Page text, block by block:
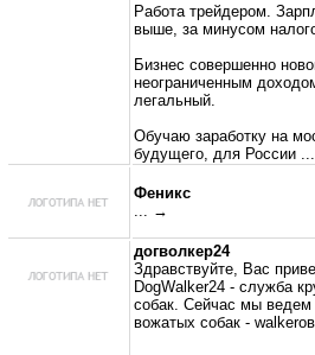
Работа трейдером.
выше, за минусом
Бизнес совершенно
неограниченным
легальный.
Обучаю заработку на
будущего, для России
Феникс
... →
догволкер24
Здравствуйте, Вас
DogWalker24 - служба
собак. Сейчас мы ведем
вожатых собак -